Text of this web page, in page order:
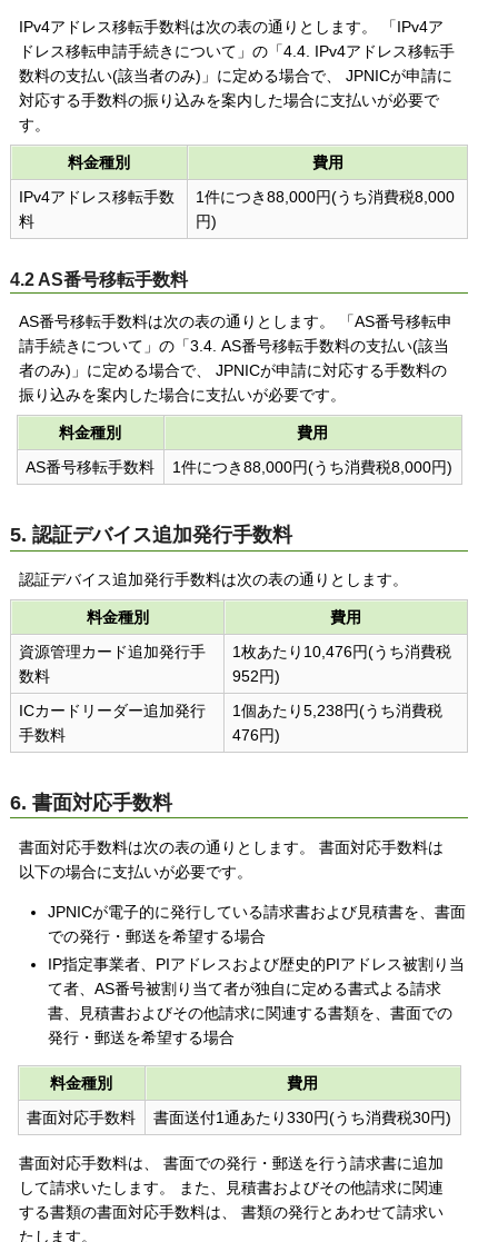
IPv4アドレス移転手数料は次の表の通りとします。 「IPv4ア
ドレス移転申請手続きについて」の「4.4. IPv4アドレス移転手
数料の支払い(該当者のみ)」に定める場合で、 JPNICが申請に
対応する手数料の振り込みを案内した場合に支払いが必要で
す。
料金種別
費用
IPv4アドレス移転手数
料
1件につき88,000円(うち消費税8,000
円)
4.2 AS番号移転手数料
AS番号移転手数料は次の表の通りとします。 「AS番号移転申
請手続きについて」の「3.4. AS番号移転手数料の支払い(該当
者のみ)」に定める場合で、 JPNICが申請に対応する手数料の
振り込みを案内した場合に支払いが必要です。
料金種別
費用
AS番号移転手数料
1件につき88,000円(うち消費税8,000円)
5. 認証デバイス追加発行手数料
認証デバイス追加発行手数料は次の表の通りとします。
料金種別
費用
資源管理カード追加発行手
数料
1枚あたり10,476円(うち消費税
952円)
ICカードリーダー追加発行
手数料
1個あたり5,238円(うち消費税
476円)
6. 書面対応手数料
書面対応手数料は次の表の通りとします。 書面対応手数料は
以下の場合に支払いが必要です。
JPNICが電子的に発行している請求書および見積書を、書面
での発行・郵送を希望する場合
IP指定事業者、PIアドレスおよび歴史的PIアドレス被割り当
て者、AS番号被割り当て者が独自に定める書式よる請求
書、見積書およびその他請求に関連する書類を、書面での
発行・郵送を希望する場合
料金種別
費用
書面対応手数料
書面送付1通あたり330円(うち消費税30円)
書面対応手数料は、 書面での発行・郵送を行う請求書に追加
して請求いたします。 また、見積書およびその他請求に関連
する書類の書面対応手数料は、 書類の発行とあわせて請求い
たします。